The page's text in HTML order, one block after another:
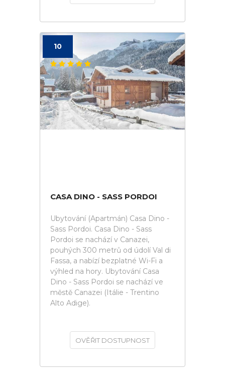
10
CASA DINO - SASS PORDOI
Ubytování (Apartmán) Casa Dino -
Sass Pordoi. Casa Dino - Sass
Pordoi se nachází v Canazei,
pouhých 300 metrů od údolí Val di
Fassa, a nabízí bezplatné Wi-Fi a
výhled na hory. Ubytování Casa
Dino - Sass Pordoi se nachází ve
městě Canazei (Itálie - Trentino
Alto Adige).
OVĚŘIT DOSTUPNOST